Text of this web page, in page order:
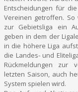
Entscheidungen für
Vereinen getroffen.
zur Gebietsliga ein
geben in dem der
in die höhere Liga
die Landes- und
Rückmeldungen zur
letzten Saison, auch
System spielen wird.